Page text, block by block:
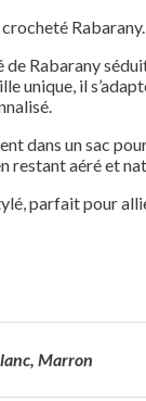
Rabarany.
Rabarany
unique, il
dans un sac
restant aéré et
parfait pour
Marron